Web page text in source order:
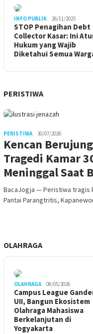
INFO PUBLIK 26/11/2025
STOP Penagihan Debt
Collector Kasar: Ini
Hukum yang Wajib
Diketahui Semua
PERISTIWA
PERISTIWA 30/07/2026
Kencan
Tragedi Kamar
Meninggal Saat
BacaJogja — Peristiwa tragis
Pantai Parangtritis,
OLAHRAGA
OLAHRAGA 08/05/2026
Campus League
UII, Bangun Ekosistem
Olahraga Mahasiswa
Berkelanjutan di
Yogyakarta